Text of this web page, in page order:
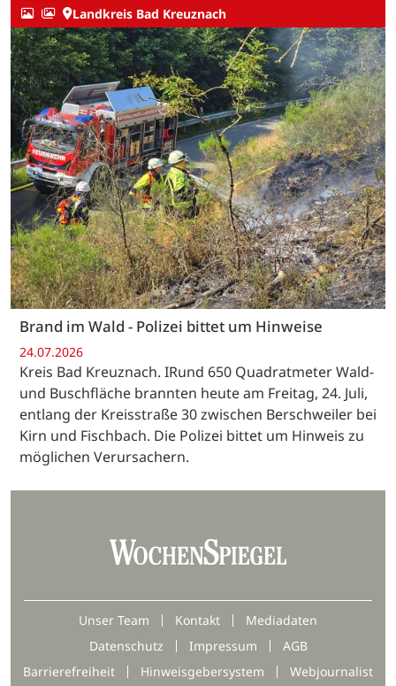
Landkreis Bad Kreuznach
Brand im Wald - Polizei bittet um Hinweise
24.07.2026
Kreis Bad Kreuznach. IRund 650 Quadratmeter Wald-
und Buschfläche brannten heute am Freitag, 24. Juli,
entlang der Kreisstraße 30 zwischen Berschweiler bei
Kirn und Fischbach. Die Polizei bittet um Hinweis zu
möglichen Verursachern.
Unser Team Kontakt
Mediadaten
Datenschutz
Impressum
AGB
Barrierefreiheit
Hinweisgebersystem Webjournalist